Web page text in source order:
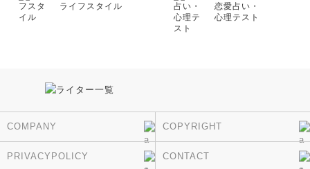
ライフスタイル
恋愛占い・
心理テスト
COMPANY COPYRIGHT
PRIVACYPOLICY CONTACT